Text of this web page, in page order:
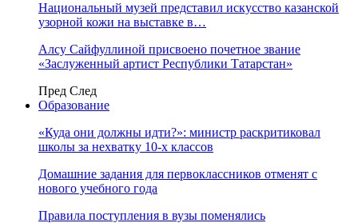
Национальный музей представил искусство казанской
узорной кожи на выставке в…
Алсу Сайфуллиной присвоено почетное звание
«Заслуженный артист Республики Татарстан»
Пред След
Образование
«Куда они должны идти?»: министр раскритиковал
школы за нехватку 10-х классов
Домашние задания для первоклассников отменят с
нового учебного года
Правила поступления в вузы поменялись